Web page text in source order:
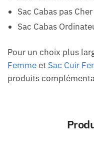
Sac Cabas pas Cher
Sac Cabas
Pour un choix plus
Femmeet Sac Cuir
produits